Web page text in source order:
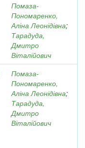
Помаза-
Пономаренко,
Аліна Леонідівна;
Тарадуда,
Дмитро
Віталійович
Помаза-
Пономаренко,
Аліна Леонідівна;
Тарадуда,
Дмитро
Віталійович